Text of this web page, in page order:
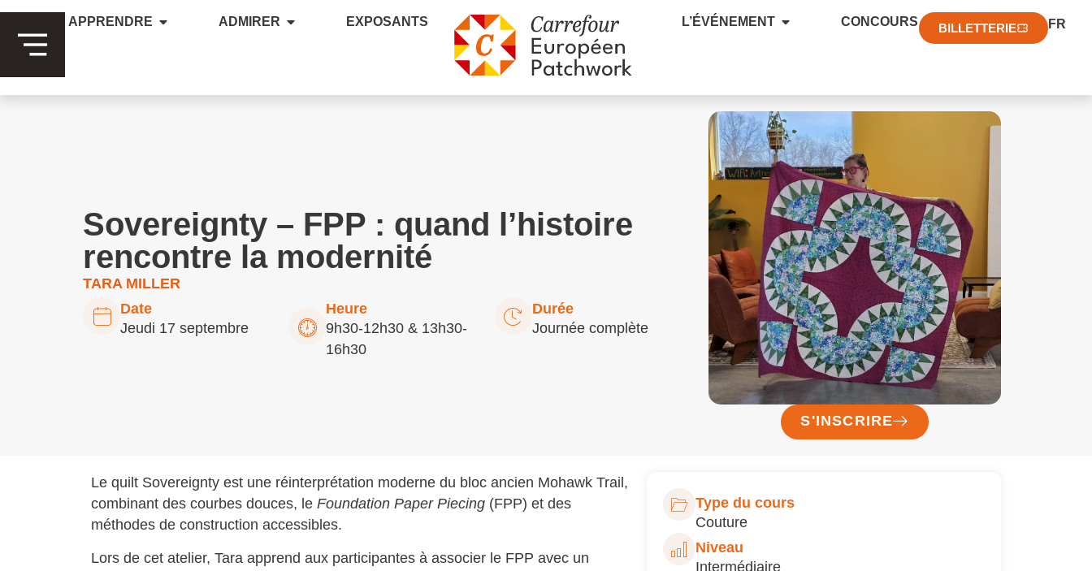
APPRENDRE ADMIRER EXPOSANTS L’ÉVÉNEMENT CONCOURS BILLETTERIE FR
DE
Sovereignty – FPP : quand l’histoire
rencontre la modernité
TARA MILLER
Date
Jeudi 17 septembre
Heure
9h30-12h30 & 13h30-
16h30
Durée
Journée complète
S'INSCRIRE
Le quilt Sovereignty est une réinterprétation moderne du bloc ancien Mohawk Trail,
combinant des courbes douces, le Foundation Paper Piecing (FPP) et des
méthodes de construction accessibles.
Lors de cet atelier, Tara apprend aux participantes à associer le FPP avec un
Type du cours
Couture
Niveau
Intermédiaire